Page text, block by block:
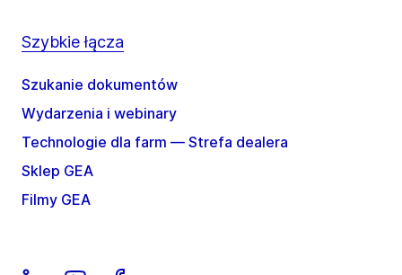
Szybkie łącza
Szukanie dokumentów
Wydarzenia i webinary
Technologie dla farm — Strefa dealera
Sklep GEA
Filmy GEA